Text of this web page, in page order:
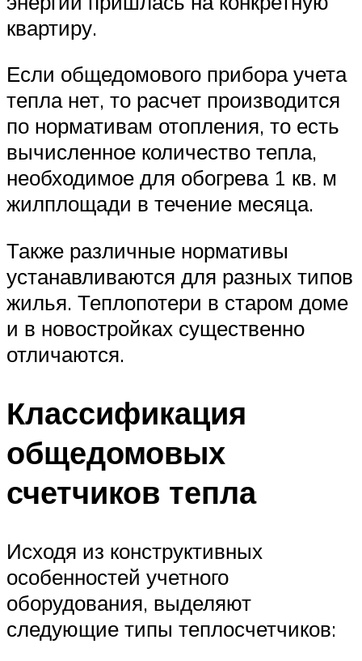
квартиру.
Если общедомового прибора учета
тепла нет, то расчет производится
по нормативам отопления, то есть
вычисленное количество тепла,
необходимое для обогрева 1 кв. м
жилплощади в течение месяца.
Также различные нормативы
устанавливаются для разных типов
жилья. Теплопотери в старом доме
и в новостройках существенно
отличаются.
Классификация
общедомовых
счетчиков тепла
Исходя из конструктивных
особенностей учетного
оборудования, выделяют
следующие типы теплосчетчиков: